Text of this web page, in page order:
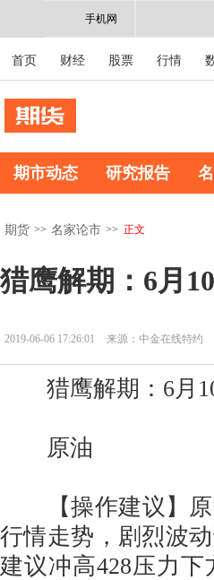
手机网
首页 财经 股票 行情
期市动态 研究报告
期货 >> 名家论市 >> 正文
猎鹰解期：6月
2019-06-06 17:26:01 来源：中金在线特约
猎鹰解期：6月10
原油
【操作建议】原
行情走势，剧烈波
建议冲高428压力